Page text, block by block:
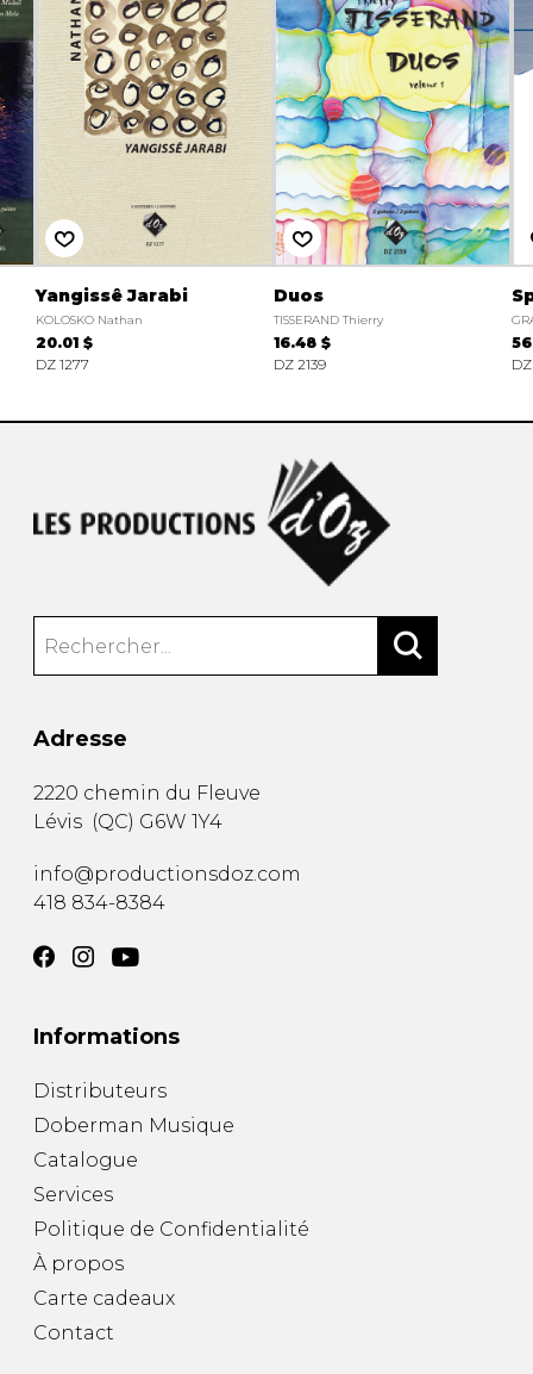
Yangissê Jarabi
KOLOSKO Nathan
20.01 $
DZ 1277
Duos
TISSERAND Thierry
16.48 $
DZ 2139
Adresse
2220 chemin du Fleuve
Lévis (QC) G6W 1Y4
info@productionsdoz.com
418 834-8384
Informations
Distributeurs
Doberman Musique
Catalogue
Services
Politique de Confidentialité
À propos
Carte cadeaux
Contact